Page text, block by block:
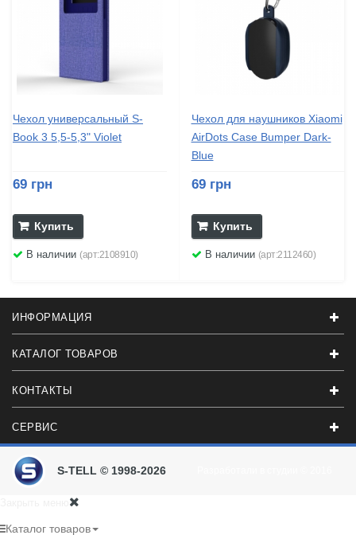
Чехол универсальный S-
Book 3 5,5-5,3" Violet
69 грн
Купить
В наличии (арт:2108910)
Чехол для наушников Xiaomi
AirDots Case Bumper Dark-
Blue
69 грн
Купить
В наличии (арт:2112460)
ИНФОРМАЦИЯ
КАТАЛОГ ТОВАРОВ
КОНТАКТЫ
СЕРВИС
S-TELL © 1998-2026
Каталог товаров